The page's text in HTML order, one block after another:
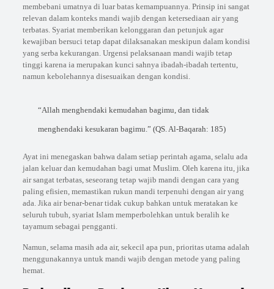
membebani umatnya di luar batas kemampuannya. Prinsip ini sangat
relevan dalam konteks mandi wajib dengan ketersediaan air yang
terbatas. Syariat memberikan kelonggaran dan petunjuk agar
kewajiban bersuci tetap dapat dilaksanakan meskipun dalam kondisi
yang serba kekurangan. Urgensi pelaksanaan mandi wajib tetap
tinggi karena ia merupakan kunci sahnya ibadah-ibadah tertentu,
namun kebolehannya disesuaikan dengan kondisi.
“Allah menghendaki kemudahan bagimu, dan tidak
menghendaki kesukaran bagimu.” (QS. Al-Baqarah: 185)
Ayat ini menegaskan bahwa dalam setiap perintah agama, selalu ada
jalan keluar dan kemudahan bagi umat Muslim. Oleh karena itu, jika
air sangat terbatas, seseorang tetap wajib mandi dengan cara yang
paling efisien, memastikan rukun mandi terpenuhi dengan air yang
ada. Jika air benar-benar tidak cukup bahkan untuk meratakan ke
seluruh tubuh, syariat Islam memperbolehkan untuk beralih ke
tayamum sebagai pengganti.
Namun, selama masih ada air, sekecil apa pun, prioritas utama adalah
menggunakannya untuk mandi wajib dengan metode yang paling
hemat.